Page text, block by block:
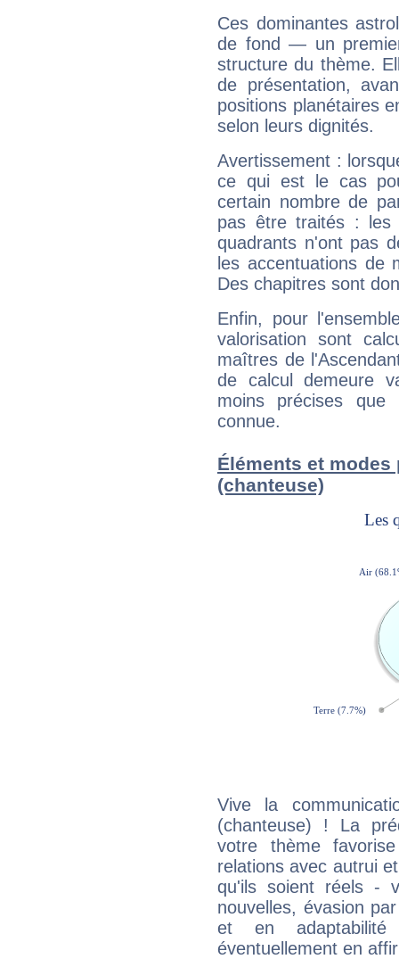
Ces dominantes
de fond — un
structure du thème.
de présentation,
positions planétaires
selon leurs dignités.
Avertissement :
ce qui est le cas
certain nombre de
pas être traités : les
quadrants n'ont pas
les accentuations de
Des chapitres sont
Enfin, pour
valorisation sont
maîtres de
de calcul demeure
moins précises que
connue.
Éléments et
(chanteuse)
Vive la
(chanteuse) ! La
votre thème
relations avec autrui
qu'ils soient réels -
nouvelles, évasion
et en
éventuellement en